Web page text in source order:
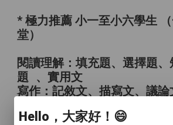
* 極力推薦 小一至小六學生
堂）
閱讀理解：填充題、選擇題
題 、實用文
寫作：記敘文、描寫文、議
老師會在試堂時，根據不同年
Hello，大家好！😄